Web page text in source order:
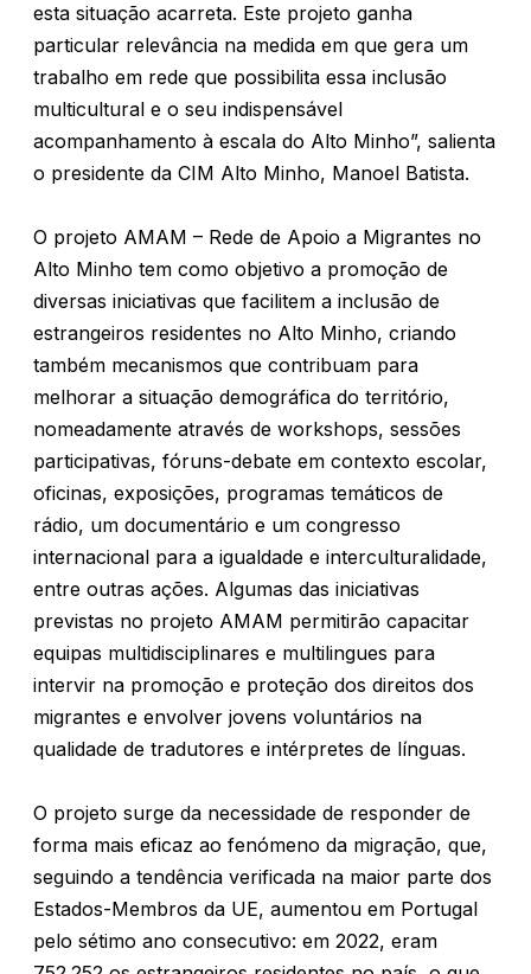
esta situação acarreta. Este projeto ganha
particular relevância na medida em que gera um
trabalho em rede que possibilita essa inclusão
multicultural e o seu indispensável
acompanhamento à escala do Alto Minho”, salienta
o presidente da CIM Alto Minho, Manoel Batista.
O projeto AMAM – Rede de Apoio a Migrantes no
Alto Minho tem como objetivo a promoção de
diversas iniciativas que facilitem a inclusão de
estrangeiros residentes no Alto Minho, criando
também mecanismos que contribuam para
melhorar a situação demográfica do território,
nomeadamente através de workshops, sessões
participativas, fóruns-debate em contexto escolar,
oficinas, exposições, programas temáticos de
rádio, um documentário e um congresso
internacional para a igualdade e interculturalidade,
entre outras ações. Algumas das iniciativas
previstas no projeto AMAM permitirão capacitar
equipas multidisciplinares e multilingues para
intervir na promoção e proteção dos direitos dos
migrantes e envolver jovens voluntários na
qualidade de tradutores e intérpretes de línguas.
O projeto surge da necessidade de responder de
forma mais eficaz ao fenómeno da migração, que,
seguindo a tendência verificada na maior parte dos
Estados-Membros da UE, aumentou em Portugal
pelo sétimo ano consecutivo: em 2022, eram